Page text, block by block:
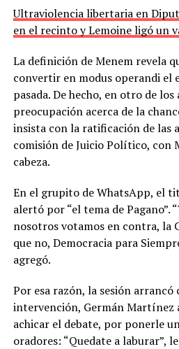
Ultraviolencia libertaria en
en el recinto y Lemoine ligó un
La definición de Menem revela
convertir en modus operandi el
pasada. De hecho, en otro de
preocupación acerca de la
insista con la ratificación de las
comisión de Juicio Político, con
cabeza.
En el grupito de WhatsApp, el
alertó por “el tema de Pagano”.
nosotros votamos en contra, la
que no, Democracia para
agregó.
Por esa razón, la sesión arrancó
intervención, Germán Martínez
achicar el debate, por ponerle
oradores: “Quedate a laburar”,